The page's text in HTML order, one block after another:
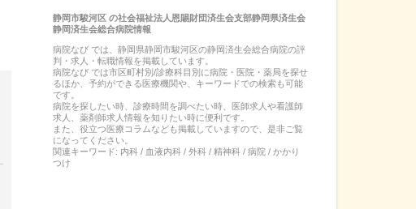
静岡市駿河区の社会福祉法人恩賜財団済生会支部静岡県済生会
静岡済生会総合病院情報
病院なび では、 静岡県静岡市駿河区の静岡済生会総合病院の評
判・求人・転職情報を掲載しています。
病院なび では市区町村別/診療科目別に病院・医院・薬局を探せ
るほか、予約ができる医療機関や、キーワードでの検索も可能
です。
病院を探したい時、診療時間を調べたい時、医師求人や看護師
求人、薬剤師求人情報を知りたい時に便利です。
また、役立つ医療コラムなども掲載していますので、是非ご覧
になってください。
関連キーワード: 内科 / 血液内科 / 外科 / 精神科 / 病院 / かかり
つけ